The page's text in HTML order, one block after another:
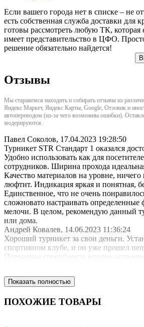
Если вашего города нет в списке – не
есть собственная служба доставки для
готовы рассмотреть любую ТК, которая
имеет представительство в ЦФО.
решение обязательно найдется!
Отзывы
Мы стараяемся находить и собирать отзывы из
Яндекс Маркет, Яндекс Карты, Google, Отзовик и
автопереводом (из-за чего возможны ошибки).
модерируются.
Павел Соколов, 17.04.2023 19:28:50
Турникет STR Стандарт 1 оказался
Удобно использовать как для
сотрудников. Ширина прохода
Качество материалов на уровне,
люфтит. Индикация яркая и понятная,
Единственное, что не очень
сложновато настраивать
мелочи. В целом, рекомендую данный
или дома.
Андрей Ковалев, 14.06.2023 11:36:24
Хороший турникет за свои деньги.
спортивном клубе, и он уже прошел
Проходная способность вполне
качественные, выглядит прочно.
вызывает затруднений при проходе.
считывание карт. В целом, рекомендую!
Показать полностью
ПОХОЖИЕ ТОВАРЫ